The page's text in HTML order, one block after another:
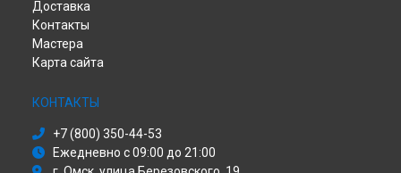
Замена рамы квадрокоптера DJI в
Замена рамы квадрокоптера DJI в
Замена рамы квадрокоптера DJI в
Замена рамы квадрокоптера DJI в
Замена рамы квадрокоптера DJI в
Доставка
Контакты
Мастера
Карта сайта
КОНТАКТЫ
+7 (800) 350-44-53
Ежедневно с 09:00 до 21:00